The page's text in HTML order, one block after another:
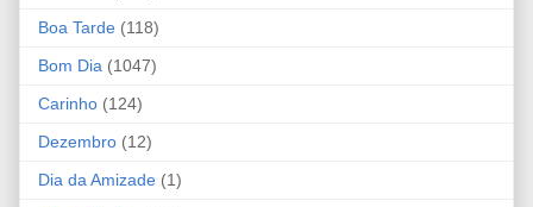
Boa Tarde (118)
Bom Dia (1047)
Carinho (124)
Dezembro (12)
Dia da Amizade (1)